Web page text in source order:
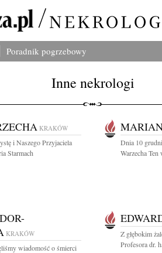
Poradnik pogrzebowy
Inne nekrologi
KRAKÓW
i Naszego Przyjaciela
Starmach
Dnia 10
Warzecha
KRAKÓW
wiadomość o śmierci
Z głębokim
Profesora dr.